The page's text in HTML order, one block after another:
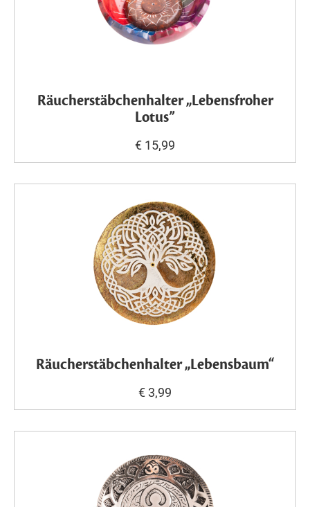
Räucherstäbchenhalter „Lebensfroher
Lotus”
€ 15,99
Räucherstäbchenhalter „Lebensbaum“
€ 3,99